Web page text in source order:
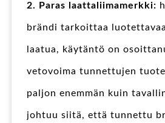
2. Paras laattaliimamerkki:
brändi tarkoittaa
laatua, käytäntö on
vetovoima tunnettujen
paljon enemmän kuin
johtuu siitä, että tunnettu